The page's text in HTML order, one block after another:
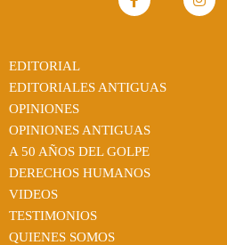
EDITORIAL
EDITORIALES ANTIGUAS
OPINIONES
OPINIONES ANTIGUAS
A 50 AÑOS DEL GOLPE
DERECHOS HUMANOS
VIDEOS
TESTIMONIOS
QUIENES SOMOS